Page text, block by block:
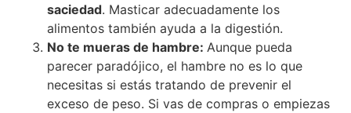
saciedad. Masticar adecuadamente los
alimentos también ayuda a la digestión.
No te mueras de hambre: Aunque pueda
parecer paradójico, el hambre no es lo que
necesitas si estás tratando de prevenir el
exceso de peso. Si vas de compras o empiezas